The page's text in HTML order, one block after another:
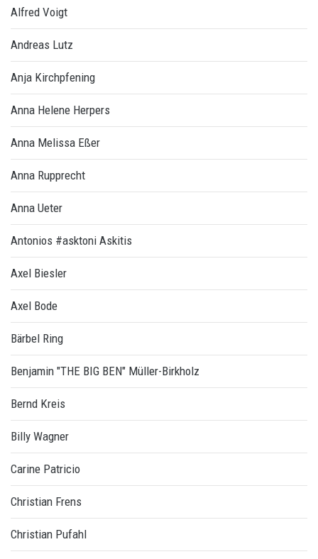
Alfred Voigt
Andreas Lutz
Anja Kirchpfening
Anna Helene Herpers
Anna Melissa Eßer
Anna Rupprecht
Anna Ueter
Antonios #asktoni Askitis
Axel Biesler
Axel Bode
Bärbel Ring
Benjamin "THE BIG BEN" Müller-Birkholz
Bernd Kreis
Billy Wagner
Carine Patricio
Christian Frens
Christian Pufahl